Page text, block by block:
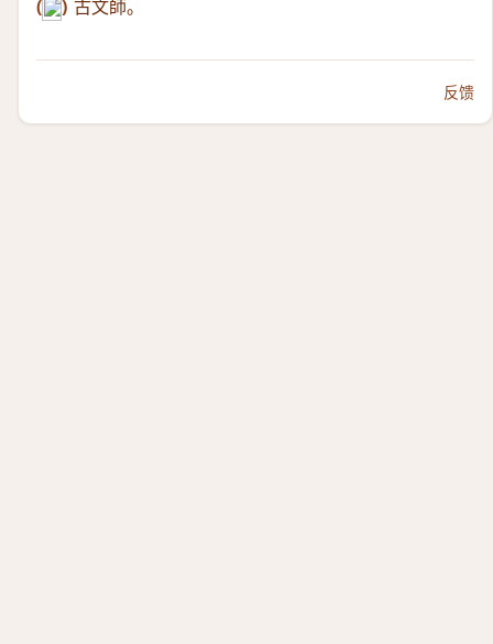
(𠦵 ) 古文師。
反馈